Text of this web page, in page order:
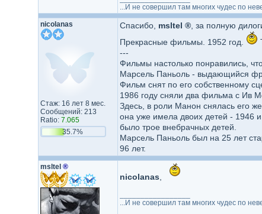
...И не совершил там многих чудес по
nicolanas
Стаж: 16 лет 8 мес.
Сообщений: 213
Ratio: 7.065
35.7%
Спасибо, msltel ®, за полную
Прекрасные фильмы. 1952 год.
---
Фильмы настолько понравились,
Марсель Паньоль - выдающийся
Фильм снят по его собственному
1986 году сняли два фильма с Ив
Здесь, в роли Манон снялась его
она уже имела двоих детей - 1946
было трое внебрачных детей.
Марсель Паньоль был на 25 лет
96 лет.
msltel ®
nicolanas
...И не совершил там многих чудес по